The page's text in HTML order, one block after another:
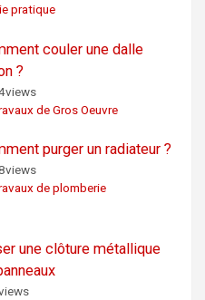
pratique
couler une dalle
?
views
de Gros Oeuvre
purger un radiateur ?
views
de plomberie
une clôture métallique